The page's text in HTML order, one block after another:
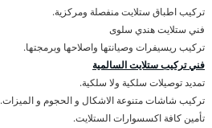
تركيب اطباق ستلايت منفصلة ومركزية.
فني ستلايت هندي سلوى
تركيب ريسيفرات وصيانتها واصلاحها وبرمجتها.
فني تركيب ستلايت السالمية
تمديد توصيلات سلكية ولا سلكية.
تركيب شاشات متنوعة الاشكال و الحجوم و الميزات.
تأمين كافة اكسسوارات الستلايت.